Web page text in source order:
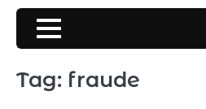
Skip
content
Tag: fraude